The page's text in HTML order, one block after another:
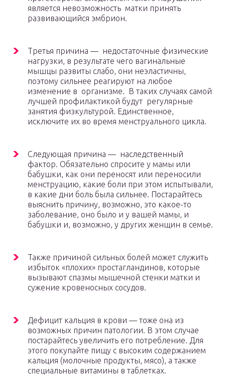
является невозможность матки принять
развивающийся эмбрион.
Третья причина — недостаточные физические
нагрузки, в результате чего вагинальные
мышцы развиты слабо, они неэластичны,
поэтому сильнее реагируют на любое
изменение в организме. В таких случаях самой
лучшей профилактикой будут регулярные
занятия физкультурой. Единственное,
исключите их во время менструального цикла.
Следующая причина — наследственный
фактор. Обязательно спросите у мамы или
бабушки, как они переносят или переносили
менструацию, какие боли при этом испытывали,
в какие дни боль была сильнее. Постарайтесь
выяснить причину, возможно, это какое-то
заболевание, оно было и у вашей мамы, и
бабушки и, возможно, у других женщин в семье.
Также причиной сильных болей может служить
избыток «плохих» простагландинов, которые
вызывают спазмы мышечной стенки матки и
сужение кровеносных сосудов.
Дефицит кальция в крови — тоже она из
возможных причин патологии. В этом случае
постарайтесь увеличить его потребление. Для
этого покупайте пищу с высоким содержанием
кальция (молочные продукты, мясо), а также
специальные витамины в таблетках.